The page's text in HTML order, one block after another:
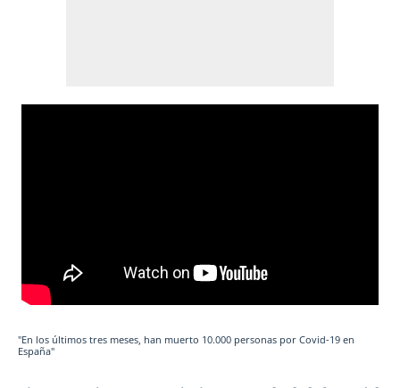
"En los últimos tres meses, han muerto 10.000 personas por Covid-19 en
España"